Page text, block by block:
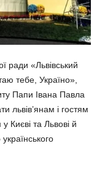
ради «Львівський
тебе, Україно»,
Папи Івана Павла
львів’янам і гостям
Києві та Львові й